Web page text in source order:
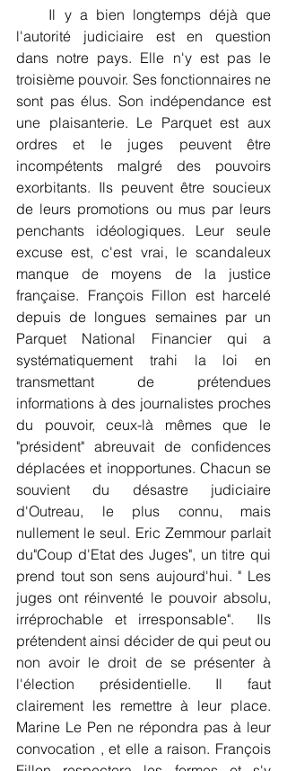
l'autorité judiciaire est en question
dans notre pays. Elle n'y est pas le
troisième pouvoir. Ses fonctionnaires ne
sont pas élus. Son indépendance est
une plaisanterie. Le Parquet est aux
ordres et le juges peuvent être
incompétents malgré des pouvoirs
exorbitants. Ils peuvent être soucieux
de leurs promotions ou mus par leurs
penchants idéologiques. Leur seule
excuse est, c'est vrai, le scandaleux
manque de moyens de la justice
française. François Fillon est harcelé
depuis de longues semaines par un
Parquet National Financier qui a
systématiquement trahi la loi en
transmettant de prétendues
informations à des journalistes proches
du pouvoir, ceux-là mêmes que le
"président" abreuvait de confidences
déplacées et inopportunes. Chacun se
souvient du désastre judiciaire
d'Outreau, le plus connu, mais
nullement le seul. Eric Zemmour parlait
du"Coup d'Etat des Juges", un titre qui
prend tout son sens aujourd'hui. " Les
juges ont réinventé le pouvoir absolu,
irréprochable et irresponsable".  Ils
prétendent ainsi décider de qui peut ou
non avoir le droit de se présenter à
l'élection présidentielle. Il faut
clairement les remettre à leur place.
Marine Le Pen ne répondra pas à leur
convocation , et elle a raison. François